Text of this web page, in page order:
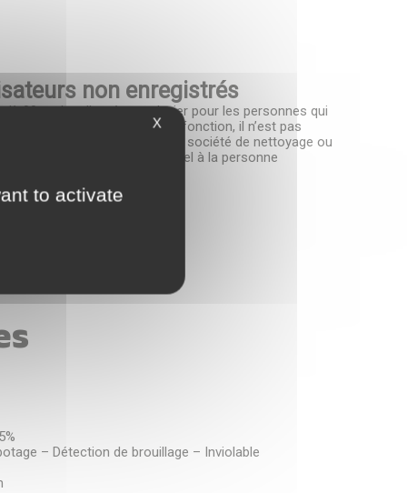
non enregistrés
99 codes d’accès au clavier pour les personnes qui
système Ajax. Grâce à cette fonction, il n’est pas
le personnel de bureau, la société de nettoyage ou
un code d’accès personnel à la personne
– Détection de brouillage – Inviolable
X
to activate